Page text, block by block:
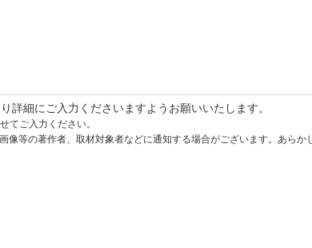
詳細にご入力くださいますようお願いいたします。
てご入力ください。
等の著作者、取材対象者などに通知する場合がございます。あらか